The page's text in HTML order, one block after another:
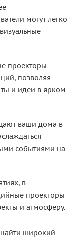
могут легко
проекторы
позволяя
и идеи в ярком
ваши дома в
событиями на
в
проекторы
и атмосферу.
широкий